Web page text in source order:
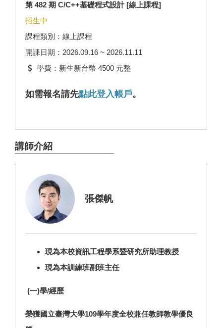
第 482 期 C/C++基礎程式設計 [線上課程]
招生中
課程類別：線上課程
開課日期：2026.09.16 ~ 2026.11.11
學費：新生新台幣 4500 元整
如需報名請先點此登入帳戶。
講師介紹
張傑帆
現為本校資訊工程學系暨研究所助理教授
現為本訓練班副班主任
(一)學/經歷
榮獲國立臺灣大學109學年度全校兼任教師教學優良